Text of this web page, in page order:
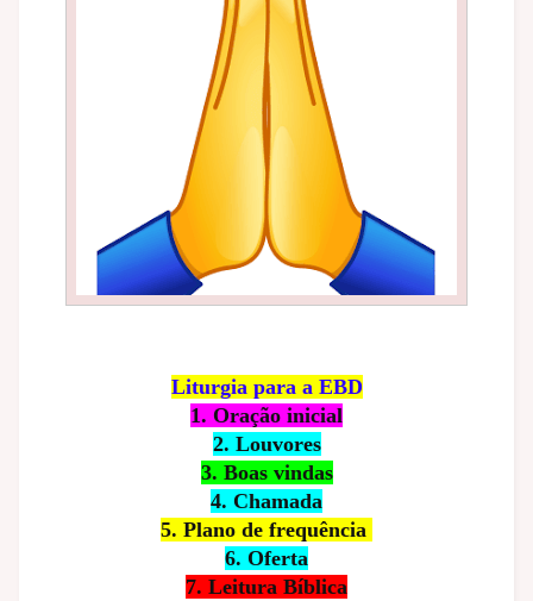
Liturgia para a EBD
1. Oração inicial
2. Louvores
3. Boas vindas
4. Chamada
5. Plano de frequência
6. Oferta
7. Leitura Bíblica